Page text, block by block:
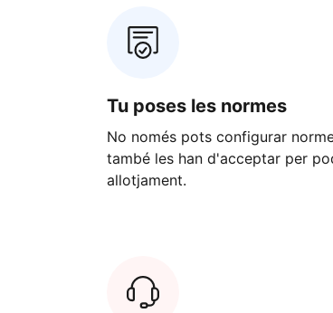
Tu poses les normes
No només pots configurar
també les han d'acceptar per
allotjament.